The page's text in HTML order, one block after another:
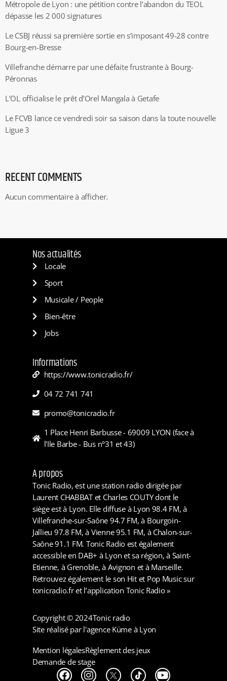
Métropole de Lyon : une pétition contre l’abandon du TEOL
dépasse les 2 000 signatures
Le CSBJ réussi sa première sortie en s’imposant 49-28 contre
Bourg-en-Bresse
Villefranche démarre par une défaite frustrante à Bourg-
Péronnas
L’OL officialise le prêt d’Orel Mangala à Getafe
Le FCVB lance ce vendredi soir sa saison dans la toute nouvelle
Ligue 3
RECENT COMMENTS
Aucun commentaire à afficher.
Nos actualités
Locale
Sport
Musicale / People
Bien-être
Jobs
Informations
https://www.tonicradio.fr/
04 72 741 741
promo@tonicradio.fr
1 Place Henri Barbusse - 69009 LYON (face à
l'Ile Barbe - Bus n°31 et 43)
A propos
Tonic Radio, est une station radio dirigée par
Laurent CHABBAT et Charles COUTY dont le
siège est à Lyon. Elle diffuse à Lyon 98.4 FM, à
Villefranche-sur-Saône 94.7 FM, à Bourgoin-
Jallieu 97.8 FM, à Vienne 95.1 FM, à Chalon-sur-
Saône 91.1 FM. Tonic Radio est également
accessible en DAB+ à Lyon et sa région, à Saint-
Etienne, à Grenoble, à Avignon et à Marseille.
Retrouvez également le son Hit et Pop Music sur
tonicradio.fr et l’application Tonic Radio »
Copyright © 2024Tonic radio
Site réalisé par l'agence Küme à Lyon
Mention légalesRèglement des jeux
Demande de stage